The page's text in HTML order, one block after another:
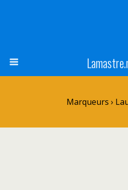
Marqueurs ›